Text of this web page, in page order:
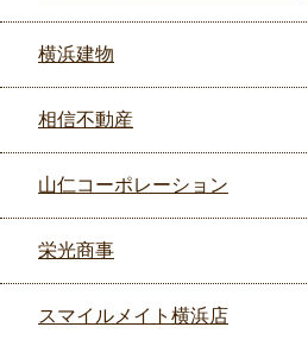
横浜建物
相信不動産
山仁コーポレーション
栄光商事
スマイルメイト横浜店